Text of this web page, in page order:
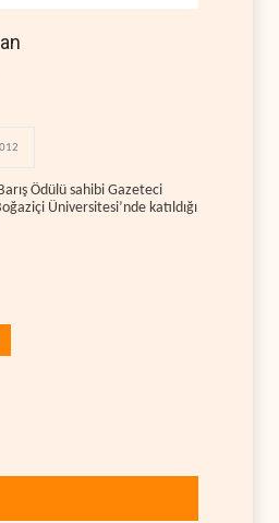
Ödülü sahibi Gazeteci
Üniversitesi’nde katıldığı